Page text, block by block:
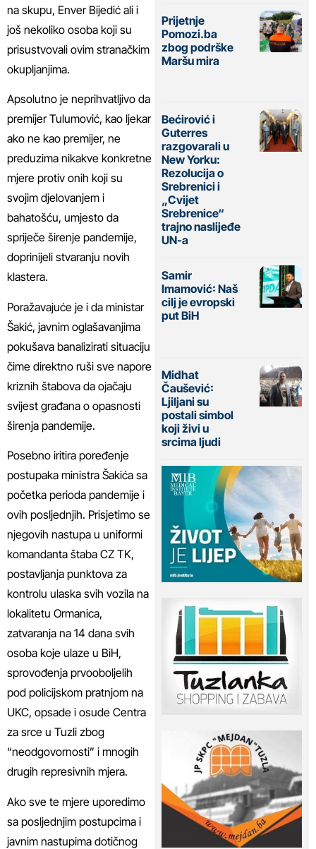
na skupu, Enver Bijedić ali i
još nekoliko osoba koji su
prisustvovali ovim stranačkim
okupljanjima.
Apsolutno je neprihvatljivo da
premijer Tulumović, kao ljekar
ako ne kao premijer, ne
preduzima nikakve konkretne
mjere protiv onih koji su
svojim djelovanjem i
bahatošću, umjesto da
spriječe širenje pandemije,
doprinijeli stvaranju novih
klastera.
Poražavajuće je i da ministar
Šakić, javnim oglašavanjima
pokušava banalizirati situaciju
čime direktno ruši sve napore
kriznih štabova da ojačaju
svijest građana o opasnosti
širenja pandemije.
Posebno iritira poređenje
postupaka ministra Šakića sa
početka perioda pandemije i
ovih posljednjih. Prisjetimo se
njegovih nastupa u uniformi
komandanta štaba CZ TK,
postavljanja punktova za
kontrolu ulaska svih vozila na
lokalitetu Ormanica,
zatvaranja na 14 dana svih
osoba koje ulaze u BiH,
sprovođenja prvooboljelih
pod policijskom pratnjom na
UKC, opsade i osude Centra
za srce u Tuzli zbog
“neodgovornosti” i mnogih
drugih represivnih mjera.
Ako sve te mjere uporedimo
sa posljednjim postupcima i
javnim nastupima dotičnog
Prijetnje
Pomozi.ba
zbog podrške
Maršu mira
Bećirović i
Guterres
razgovarali u
New Yorku:
Rezolucija o
Srebrenici i
„Cvijet
Srebrenice“
trajno naslijeđe
UN-a
Samir
Imamović: Naš
cilj je evropski
put BiH
Midhat
Čaušević:
Ljiljani su
postali simbol
koji živi u
srcima ljudi